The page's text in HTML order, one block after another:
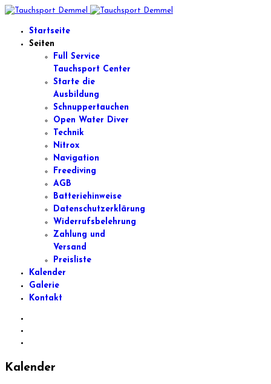
Startseite
Seiten
Full Service
Tauchsport Center
Starte die
Ausbildung
Schnuppertauchen
Open Water Diver
Technik
Nitrox
Navigation
Freediving
AGB
Batteriehinweise
Datenschutzerklärung
Widerrufsbelehrung
Zahlung und
Versand
Preisliste
Kalender
Galerie
Kontakt
Kalender